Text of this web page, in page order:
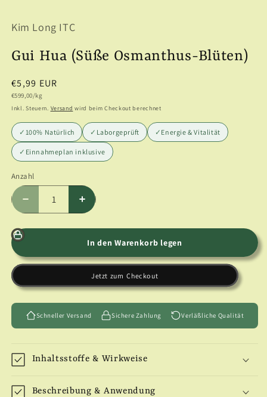
Modal
Kim Long ITC
Gui Hua (Süße Osmanthus-Blüten)
Normaler
Preis
€5,99 EUR
Grundpreis
€599,00/kg
Inkl. Steuern. Versand wird beim Checkout berechnet
✓ 100% Natürlich ✓ Laborgeprüft ✓ Energie & Vitalität
✓ Einnahmeplan inklusive
Anzahl
Anzahl
Verringere
die
Menge
Gui
Hua
Osmanthus-
Blüten)
Erhöhe
die
Menge
für
Gui
Hua
(Süße
Osmanthus-
Blüten)
In den Warenkorb legen
Jetzt zum Checkout
Schneller Versand Sichere Zahlung Verläßliche Qualität
Inhaltsstoffe & Wirkweise
Beschreibung & Anwendung